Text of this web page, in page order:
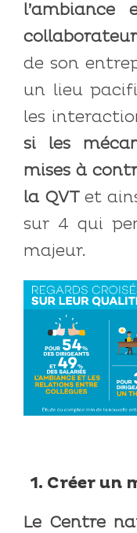
de son
un lieu
les
si les
mises à
la QVTet
sur 4 qui
majeur.
1. Créer un
Le Centre